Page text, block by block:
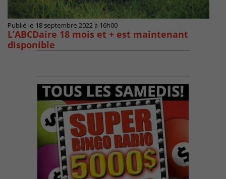
Publié le 18 septembre 2022 à 16h00
L’ABCDaire 18 mois et + est maintenant
disponible